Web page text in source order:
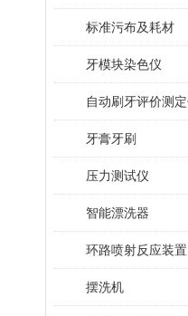
标准污布及耗材
牙模块染色仪
自动刷牙评价测
牙膏牙刷
压力测试仪
智能漂洗器
环路喷射反应装置
摆洗机